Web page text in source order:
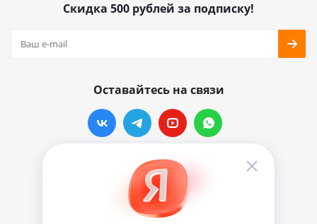
Скидка 500 рублей за подписку!
Оставайтесь на связи
Наши контакты
info@vinylmarkt.ru